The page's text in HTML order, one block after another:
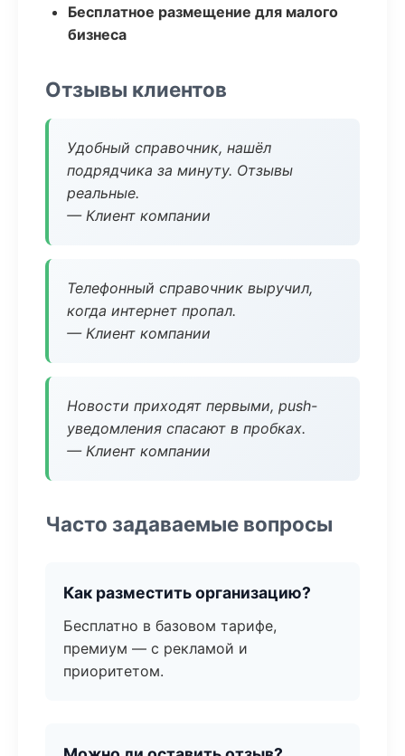
Бесплатное размещение для малого
бизнеса
Отзывы клиентов
Удобный справочник, нашёл
подрядчика за минуту. Отзывы
реальные.
— Клиент компании
Телефонный справочник выручил,
когда интернет пропал.
— Клиент компании
Новости приходят первыми, push-
уведомления спасают в пробках.
— Клиент компании
Часто задаваемые вопросы
Как разместить организацию?
Бесплатно в базовом тарифе,
премиум — с рекламой и
приоритетом.